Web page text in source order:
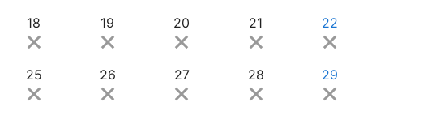
18 19 20 21 22
25 26 27 28 29